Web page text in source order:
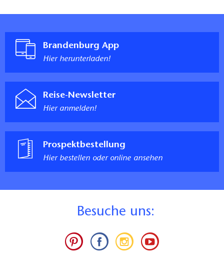
Brandenburg App
Hier herunterladen!
Reise-Newsletter
Hier anmelden!
Prospektbestellung
Hier bestellen oder online ansehen
Besuche uns: